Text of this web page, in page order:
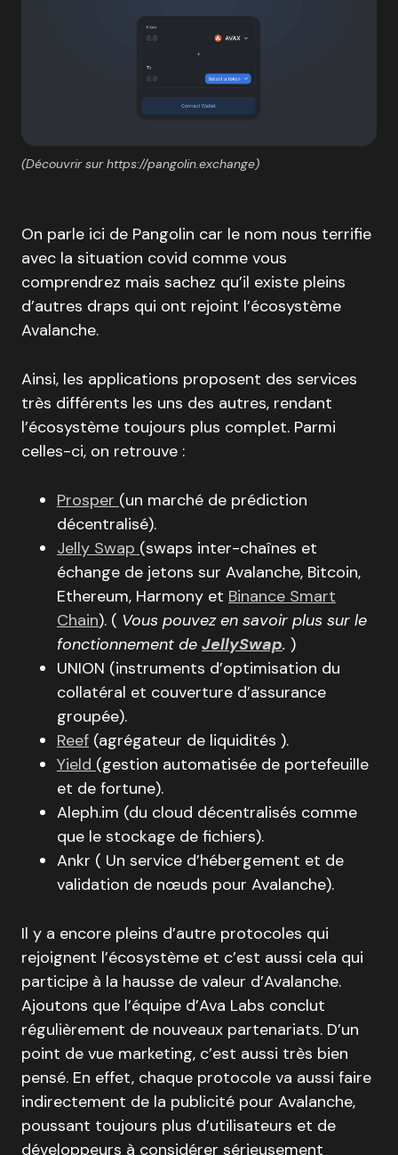
(Découvrir sur https://pangolin.exchange)
On parle ici de Pangolin car le nom nous terrifie
avec la situation covid comme vous
comprendrez mais sachez qu’il existe pleins
d’autres draps qui ont rejoint l’écosystème
Avalanche.
Ainsi, les applications proposent des services
très différents les uns des autres, rendant
l’écosystème toujours plus complet. Parmi
celles-ci, on retrouve :
Prosper (un marché de prédiction
décentralisé).
Jelly Swap (swaps inter-chaînes et
échange de jetons sur Avalanche, Bitcoin,
Ethereum, Harmony et Binance Smart
Chain). ( Vous pouvez en savoir plus sur le
fonctionnement de JellySwap. )
UNION (instruments d’optimisation du
collatéral et couverture d’assurance
groupée).
Reef (agrégateur de liquidités ).
Yield (gestion automatisée de portefeuille
et de fortune).
Aleph.im (du cloud décentralisés comme
que le stockage de fichiers).
Ankr ( Un service d’hébergement et de
validation de nœuds pour Avalanche).
Il y a encore pleins d’autre protocoles qui
rejoignent l’écosystème et c’est aussi cela qui
participe à la hausse de valeur d’Avalanche.
Ajoutons que l’équipe d’Ava Labs conclut
régulièrement de nouveaux partenariats. D’un
point de vue marketing, c’est aussi très bien
pensé. En effet, chaque protocole va aussi faire
indirectement de la publicité pour Avalanche,
poussant toujours plus d’utilisateurs et de
développeurs à considérer sérieusement